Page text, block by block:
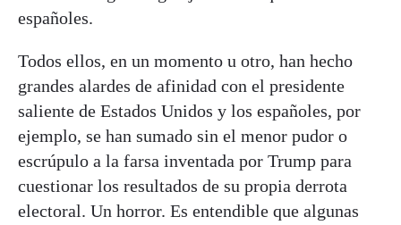
españoles.
Todos ellos, en un momento u otro, han hecho
grandes alardes de afinidad con el presidente
saliente de Estados Unidos y los españoles, por
ejemplo, se han sumado sin el menor pudor o
escrúpulo a la farsa inventada por Trump para
cuestionar los resultados de su propia derrota
electoral. Un horror. Es entendible que algunas